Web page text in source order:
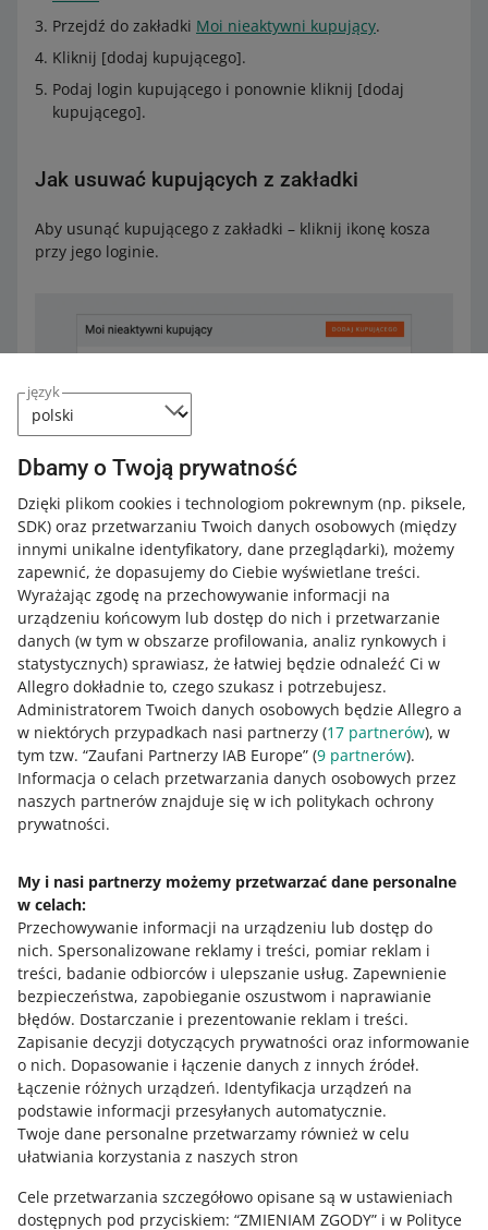
język
Dbamy o Twoją prywatność
Dzięki plikom cookies i technologiom pokrewnym (np. piksele,
SDK) oraz przetwarzaniu Twoich danych osobowych (między
innymi unikalne identyfikatory, dane przeglądarki), możemy
zapewnić, że dopasujemy do Ciebie wyświetlane treści.
Wyrażając zgodę na przechowywanie informacji na
urządzeniu końcowym lub dostęp do nich i przetwarzanie
danych (w tym w obszarze profilowania, analiz rynkowych i
statystycznych) sprawiasz, że łatwiej będzie odnaleźć Ci w
Allegro dokładnie to, czego szukasz i potrzebujesz.
Administratorem Twoich danych osobowych będzie Allegro a
w niektórych przypadkach nasi partnerzy (17 partnerów), w
tym tzw. “Zaufani Partnerzy IAB Europe” (9 partnerów).
Informacja o celach przetwarzania danych osobowych przez
naszych partnerów znajduje się w ich politykach ochrony
prywatności.
My i nasi partnerzy możemy przetwarzać dane personalne
w celach:
Przechowywanie informacji na urządzeniu lub dostęp do
nich. Spersonalizowane reklamy i treści, pomiar reklam i
treści, badanie odbiorców i ulepszanie usług. Zapewnienie
bezpieczeństwa, zapobieganie oszustwom i naprawianie
błędów. Dostarczanie i prezentowanie reklam i treści.
Zapisanie decyzji dotyczących prywatności oraz informowanie
o nich. Dopasowanie i łączenie danych z innych źródeł.
Łączenie różnych urządzeń. Identyfikacja urządzeń na
podstawie informacji przesyłanych automatycznie.
Twoje dane personalne przetwarzamy również w celu
ułatwiania korzystania z naszych stron
Cele przetwarzania szczegółowo opisane są w ustawieniach
dostępnych pod przyciskiem: “ZMIENIAM ZGODY” i w Polityce
Przejdź do zakładki Moi nieaktywni kupujący.
Kliknij [dodaj kupującego].
Podaj login kupującego i ponownie kliknij [dodaj
kupującego].
Jak usuwać kupujących z zakładki
Aby usunąć kupującego z zakładki – kliknij ikonę kosza
przy jego loginie.
Najczęściej zadawane pytania
Czy mogę dodać kupującego, który nic u mnie
nie kupił?
Nie. Jeśli kupujący nie robił u Ciebie zakupów, nie masz
uzasadnionej przyczyny, by odmówić mu sprzedaży.
Jeśli masz powiązane konta, a na nich w zakładce Moi
nieaktywni kupujący masz kupujących, którzy robili u
Ciebie zakupy – wtedy możesz ich dodać też na reszcie
swoich kont.
Czy kupujący dostaje powiadomienie, gdy
dodam go do zakładki?
Nie, dostanie powiadomienie dopiero gdy będzie chciał
zrobić u Ciebie zakupy. Może się wtedy z Tobą
skontaktować.
Co się stanie, jeśli kupujący z zakładki poprosi
Allegro o pomoc?
Na prośbę kupującego możemy sprawdzić, czy Twoje
uzasadnienia są wystarczające, aby ograniczyć mu
wykluczasz tego kupującego, poprosimy Cię o
udokumentowane powody Twojej decyzji. Przykładowo,
jeśli wskażesz, że kupujący wielokrotnie zwrócił Ci
niewłaściwy towar – to poprosimy Cię o zdjęcia przesyłek
od kupującego, które to potwierdzają.
Co zrobić, jeśli kupujący wiele razy nie opłaci
licytacji?
Jeśli kupujący licytuje w Twoich ofertach i wielokrotnie
ich nie opłaca, możesz dodać go do zakładki Moi
nieaktywni kupujący. Tym samym ograniczysz mu
możliwość zakupu w Twoich ofertach.
Potrzebujesz pomocy?
Skontaktuj się z nami
Zapytaj społeczność
Zajrzyj na Allegro Gadane